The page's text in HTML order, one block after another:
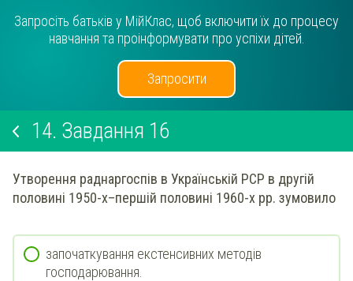
Запросіть батьків у МійКлас, щоб включити їх до процесу
навчання та проінформувати про успіхи дітей.
Запросити
14. Завдання 16
Утворення раднаргоспів в Українській РСР в другій
половині 1950-х–першій половині 1960-х рр. зумовило
започаткування екстенсивних методів
господарювання.